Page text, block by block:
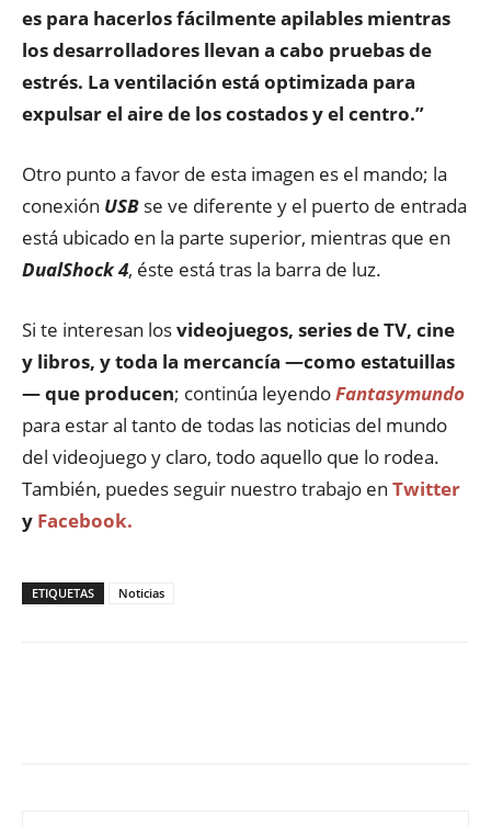
es para hacerlos fácilmente apilables mientras
los desarrolladores llevan a cabo pruebas de
estrés. La ventilación está optimizada para
expulsar el aire de los costados y el centro.”
Otro punto a favor de esta imagen es el mando; la
conexión USB se ve diferente y el puerto de entrada
está ubicado en la parte superior, mientras que en
DualShock 4, éste está tras la barra de luz.
Si te interesan losvideojuegos, series de TV, cine
y libros, y toda la mercancía —como estatuillas
— que producen; continúa leyendoFantasymundo
para estar al tanto de todas las noticias del mundo
del videojuego y claro, todo aquello que lo rodea.
También, puedes seguir nuestro trabajo en Twitter
y Facebook.
ETIQUETAS Noticias